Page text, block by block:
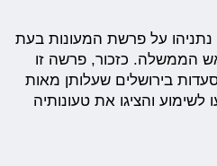
על פרשת המעונות בעת
הממשלה. כזכור, פרשה זו
בירושלים שעלותן מאות
והציגו את טעונותיה